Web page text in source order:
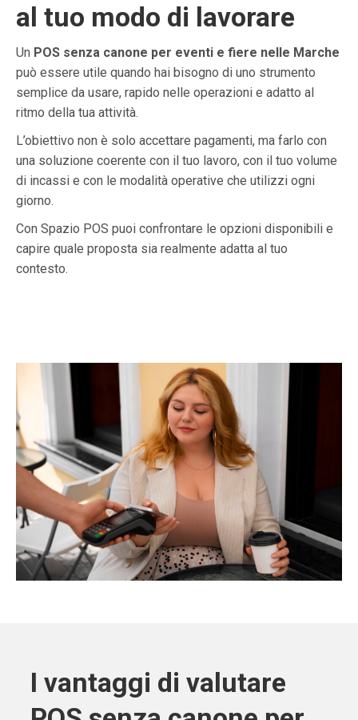
al tuo modo di lavorare
Un POS senza canone per eventi e fiere nelle Marche
può essere utile quando hai bisogno di uno strumento
semplice da usare, rapido nelle operazioni e adatto al
ritmo della tua attività.
L’obiettivo non è solo accettare pagamenti, ma farlo con
una soluzione coerente con il tuo lavoro, con il tuo volume
di incassi e con le modalità operative che utilizzi ogni
giorno.
Con Spazio POS puoi confrontare le opzioni disponibili e
capire quale proposta sia realmente adatta al tuo
contesto.
I vantaggi di valutare